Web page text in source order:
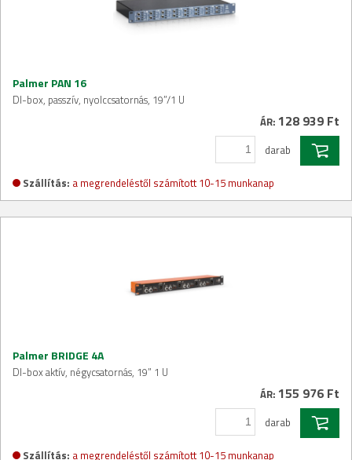
Palmer PAN 16
DI-box, passzív, nyolccsatornás, 19”/1 U
ÁR: 128 939 Ft
darab
Szállítás: a megrendeléstől számított 10-15 munkanap
Palmer BRIDGE 4A
DI-box aktív, négycsatornás, 19” 1 U
ÁR: 155 976 Ft
darab
Szállítás: a megrendeléstől számított 10-15 munkanap